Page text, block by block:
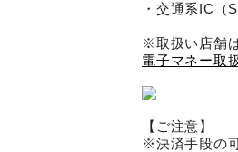
・交通系IC（
※取扱い店舗
電子マネー取
【ご注意】
※決済手段の